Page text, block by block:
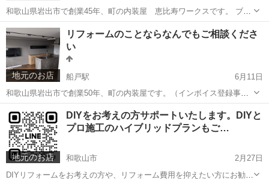
和歌山県岩出市で創業45年、町の内装屋 恵比寿ワークスです。 ブラ
インド、ロールスクリーン、カーテンのことなら直接施工の当店にお
任せください！ 無料御見積りさせていただきます。 恵比寿ワークス
岩出市船戸...
和歌山 和歌山市 ワークス
地元のお店
リフォームのことならなんでもご相談くださ
い
船戸駅
6月11日
和歌山県岩出市で創業50年、町の内装屋です。（インボイス登録事業
者です） 主にクロス、床などの内装仕上げ工事から大工工事、タイル
工事まで住宅、店舗のことならリフォームから新築まで幅広く手掛け
させて頂いております。 当店が...
船戸駅 その他 DIY
地元のお店
DIYをお考えの方サポートいたします。DIYと
プロ施工のハイブリッドプランもご…
和歌山市
2月27日
DIYリフォームをお考えの方や、リフォーム費用を抑えたい方にお勧め